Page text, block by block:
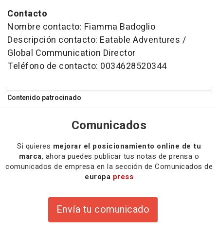
Contacto
Nombre contacto: Fiamma Badoglio
Descripción contacto: Eatable Adventures /
Global Communication Director
Teléfono de contacto: 0034628520344
Contenido patrocinado
Comunicados
Si quieres mejorar el posicionamiento online de tu
marca, ahora puedes publicar tus notas de prensa o
comunicados de empresa en la sección de Comunicados de
europa press
Envía tu comunicado